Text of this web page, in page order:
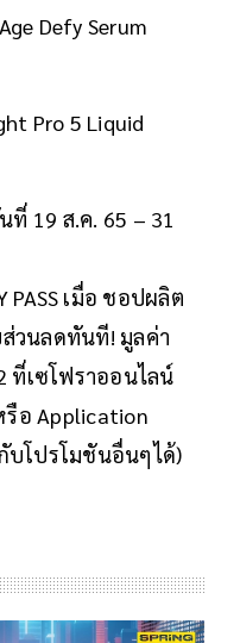
Defy Serum
Pro 5 Liquid
ที่ 19 ส.ค. 65 – 31
PASS เมื่อ ชอปผลิต
วนลดทันที! มูลค่า
ที่เซโฟราออนไลน์
รือ Application
กับโปรโมชันอื่นๆได้)